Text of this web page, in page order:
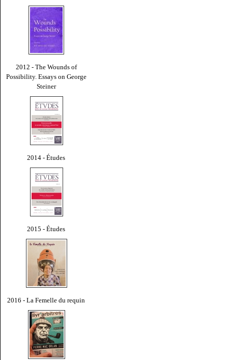
2012 - The Wounds of
Possibility. Essays on George
Steiner
2014 - Études
2015 - Études
2016 - La Femelle du requin